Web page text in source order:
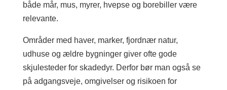
både mår, mus, myrer, hvepse og borebiller være
relevante.
Områder med haver, marker, fjordnær natur,
udhuse og ældre bygninger giver ofte gode
skjulesteder for skadedyr. Derfor bør man også se
på adgangsveje, omgivelser og risikoen for